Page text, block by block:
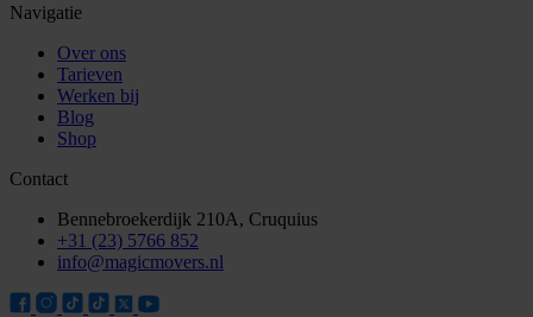
Navigatie
Over ons
Tarieven
Werken bij
Blog
Shop
Contact
Bennebroekerdijk 210A, Cruquius
+31 (23) 5766 852
info@magicmovers.nl